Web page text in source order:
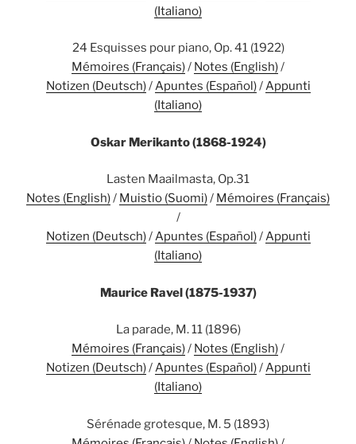
(Italiano)
24 Esquisses pour piano, Op. 41 (1922)
Mémoires (Français)/ Notes (English)/
Notizen (Deutsch)/Apuntes (Español)/Appunti
(Italiano)
Oskar Merikanto (1868-1924)
Lasten Maailmasta, Op.31
Notes (English)/ Muistio (Suomi)/ Mémoires (Français)
/
Notizen (Deutsch)/Apuntes (Español)/Appunti
(Italiano)
Maurice Ravel (1875-1937)
La parade, M. 11 (1896)
Mémoires (Français)/ Notes (English)/
Notizen (Deutsch)/Apuntes (Español)/Appunti
(Italiano)
Sérénade grotesque, M. 5 (1893)